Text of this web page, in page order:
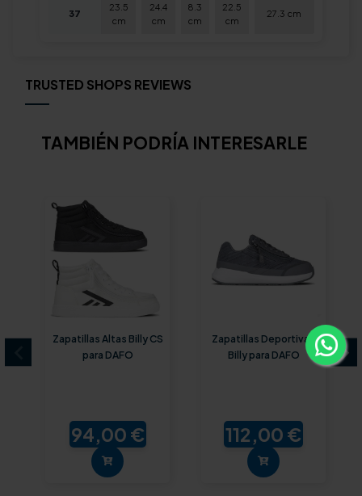
37
23.5
cm
24.4
cm
8.3
cm
22.5
cm
27.3 cm
TRUSTED SHOPS REVIEWS
TAMBIÉN PODRÍA INTERESARLE
Zapatillas Altas Billy CS
para DAFO
94,00 €
Zapatillas Deportivas
Billy para DAFO
112,00 €